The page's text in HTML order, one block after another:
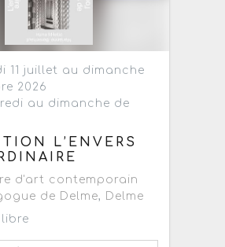
11 juillet au dimanche
2026
au dimanche de
L’ENVERS
d'art contemporain
de Delme, Delme
libre